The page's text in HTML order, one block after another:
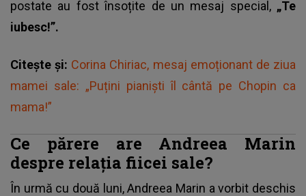
postate au fost însoțite de un mesaj special, „Te
iubesc!”.
Citește și: Corina Chiriac, mesaj emoționant de ziua
mamei sale: „Puțini pianişti îl cântă pe Chopin ca
mama!”
Ce părere are Andreea Marin
despre relația fiicei sale?
În urmă cu două luni, Andreea Marin a vorbit deschis